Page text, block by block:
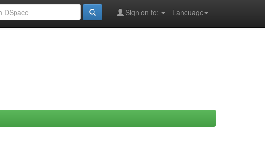
Language
Sign on to: